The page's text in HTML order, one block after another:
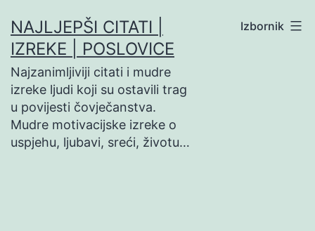
na
sadržaj
NAJLJEPŠI CITATI |
IZREKE | POSLOVICE
Najzanimljiviji citati i mudre
izreke ljudi koji su ostavili trag
u povijesti čovječanstva.
Mudre motivacijske izreke o
uspjehu, ljubavi, sreći, životu…
Izbornik